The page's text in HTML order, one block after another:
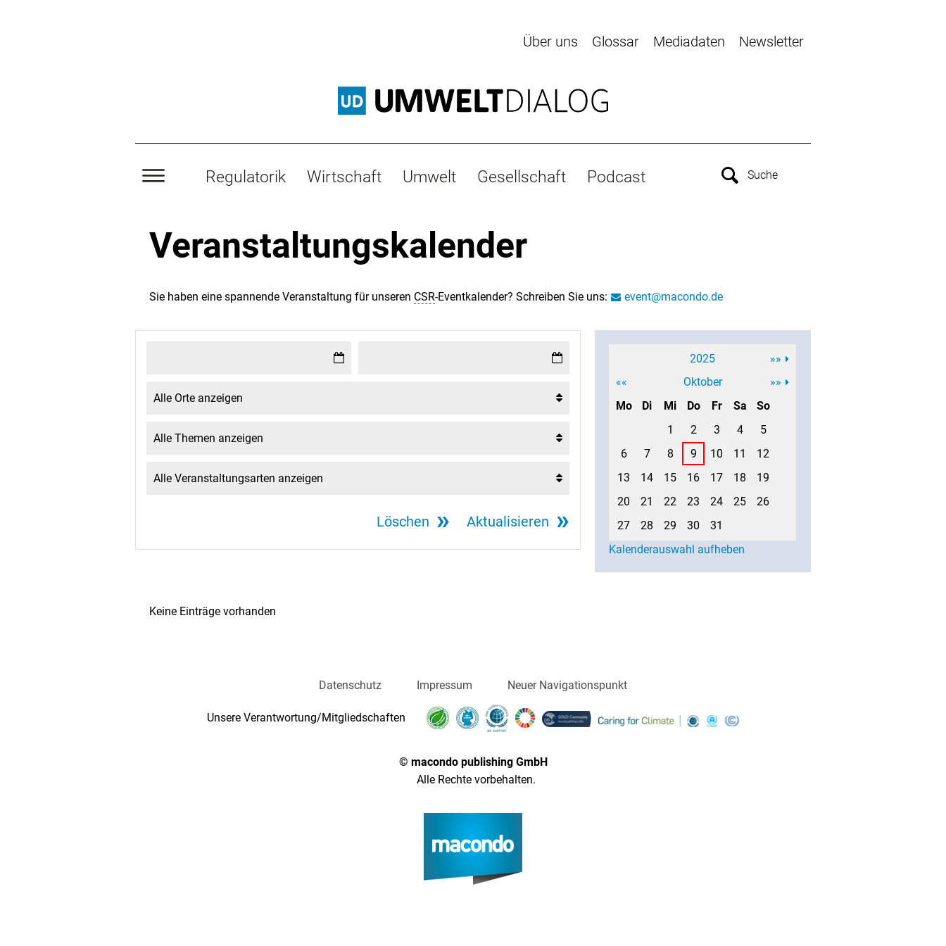
Über uns Glossar Mediadaten Newsletter
Regulatorik Wirtschaft Umwelt Gesellschaft Podcast
Veranstaltungskalender
Sie haben eine spannende Veranstaltung für unseren CSR-Eventkalender? Schreiben Sie uns: event@macondo.de
Löschen Aktualisieren
2025
»»
««
Oktober
»»
Mo
Di Mi Do Fr Sa
So
1
2 3 4
5
6
7 8 9 10 11
12
13
14 15 16 17 18
19
20
21 22 23 24 25
26
27
28 29 30
31
Kalenderauswahl aufheben
Keine Einträge vorhanden
Datenschutz Impressum Neuer Navigationspunkt
Unsere Verantwortung/Mitgliedschaften
© macondo publishing GmbH
Alle Rechte vorbehalten.